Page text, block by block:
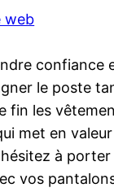
web
confiance
le poste
fin les
met en
à
vos